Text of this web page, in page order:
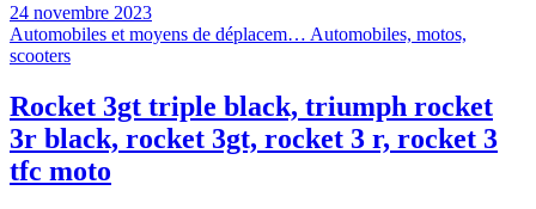
24 novembre 2023
Automobiles et moyens de déplacem… Automobiles, motos,
scooters
Rocket 3gt triple black, triumph rocket
3r black, rocket 3gt, rocket 3 r, rocket 3
tfc moto